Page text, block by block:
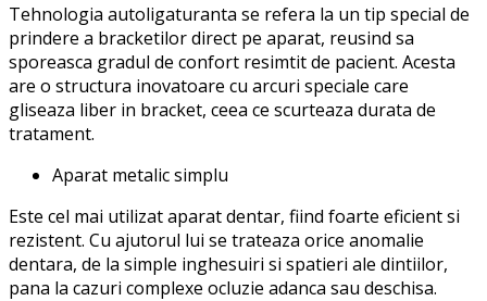
Tehnologia autoligaturanta se refera la un tip special de
prindere a bracketilor direct pe aparat, reusind sa
sporeasca gradul de confort resimtit de pacient. Acesta
are o structura inovatoare cu arcuri speciale care
gliseaza liber in bracket, ceea ce scurteaza durata de
tratament.
Aparat metalic simplu
Este cel mai utilizat aparat dentar, fiind foarte eficient si
rezistent. Cu ajutorul lui se trateaza orice anomalie
dentara, de la simple inghesuiri si spatieri ale dintiilor,
pana la cazuri complexe ocluzie adanca sau deschisa.